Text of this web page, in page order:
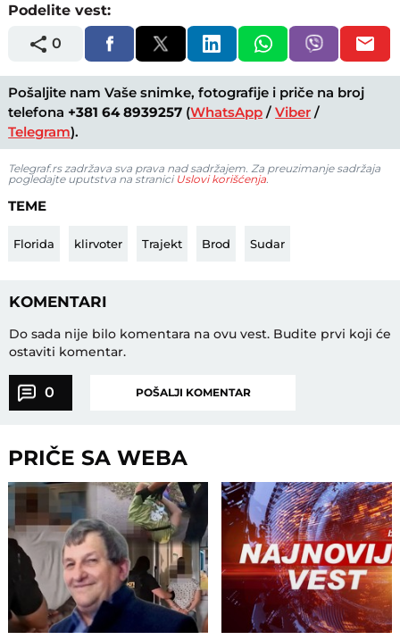
Podelite vest:
0
Pošaljite nam Vaše snimke, fotografije i priče na broj
telefona +381 64 8939257 (WhatsApp /Viber /
Telegram).
Telegraf.rs zadržava sva prava nad sadržajem. Za preuzimanje sadržaja
pogledajte uputstva na stranici Uslovi korišćenja.
TEME
Florida klirvoter Trajekt Brod Sudar
KOMENTARI
Do sada nije bilo komentara na ovu vest. Budite prvi koji će
ostaviti komentar.
0 POŠALJI KOMENTAR
PRIČE SA WEBA